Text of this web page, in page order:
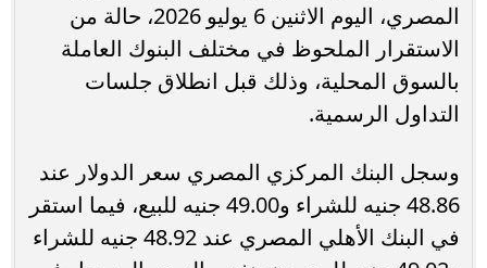
المصري، اليوم الاثنين 6 يوليو 2026، حالة من
الاستقرار الملحوظ في مختلف البنوك العاملة
بالسوق المحلية، وذلك قبل انطلاق جلسات
التداول الرسمية.
وسجل البنك المركزي المصري سعر الدولار عند
48.86 جنيه للشراء و49.00 جنيه للبيع، فيما استقر
في البنك الأهلي المصري عند 48.92 جنيه للشراء